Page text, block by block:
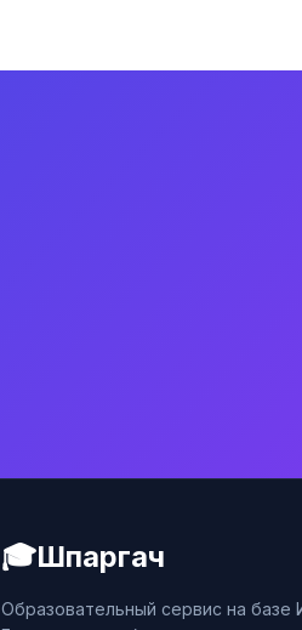
🎓Шпаргач
Образовательный сервис на базе